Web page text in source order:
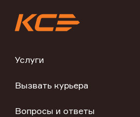
Услуги
Вызвать курьера
Вопросы и ответы